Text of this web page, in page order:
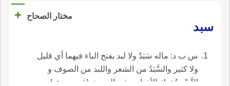
مختار الصحاح
+
سبد
س ب د: ماله سَبَدٌ ولا لبد بفتح الباء فيهما أي قليل
ولا كثير والسَّبَدُ من الشعر واللبد من الصوف و
التَّسْبِيدُ ترك الأذهان وفي الحديث {قدم بن عباس